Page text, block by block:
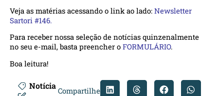
Veja as matérias acessando o link ao lado: Newsletter
Sartori #146.
Para receber nossa seleção de notícias quinzenalmente
no seu e-mail, basta preencher o FORMULÁRIO.
Boa leitura!
Notícia Compartilhe